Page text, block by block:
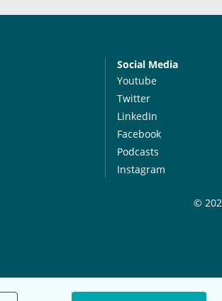
Social Media
Youtube
Twitter
LinkedIn
Facebook
Podcasts
Instagram
©